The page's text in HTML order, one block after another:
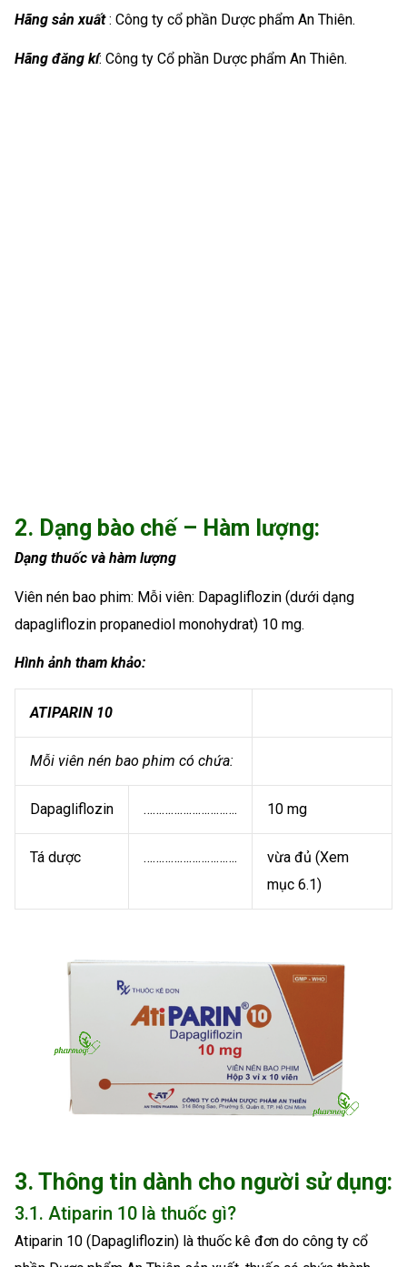
Hãng sản xuất: Công ty cổ phần Dược phẩm An Thiên.
Hãng đăng kí: Công ty Cổ phần Dược phẩm An Thiên.
2. Dạng bào chế – Hàm lượng:
Dạng thuốc và hàm lượng
Viên nén bao phim: Mỗi viên: Dapagliflozin (dưới dạng
dapagliflozin propanediol monohydrat) 10 mg.
Hình ảnh tham khảo:
ATIPARIN 10
Mỗi viên nén bao phim có chứa:
Dapagliflozin …………………………. 10 mg
Tá dược ………………………….
vừa đủ (Xem
mục 6.1)
3. Thông tin dành cho người sử dụng:
3.1. Atiparin 10 là thuốc gì?
Atiparin 10 (Dapagliflozin) là thuốc kê đơn do công ty cổ